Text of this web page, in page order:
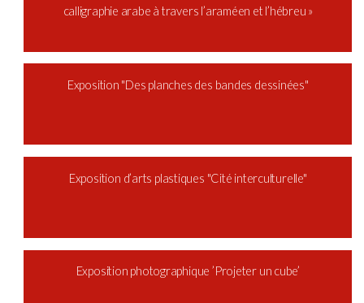
calligraphie arabe à travers l’araméen et l’hébreu »
Exposition "Des planches des bandes dessinées"
Exposition d’arts plastiques "Cité interculturelle"
Exposition photographique ’Projeter un cube’